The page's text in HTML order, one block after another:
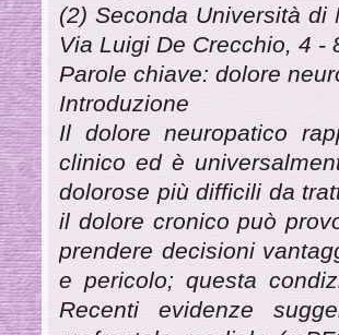
(2) Seconda Università di
Via Luigi De Crecchio, 4 -
Parole chiave: dolore
Introduzione
Il dolore neuropatico
clinico ed è
dolorose più difficili da
il dolore cronico può
prendere decisioni
e pericolo; questa
Recenti evidenze